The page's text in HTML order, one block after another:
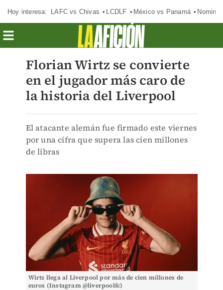
Hoy interesa: LAFC vs Chivas LCDLF México vs Panamá
Florian Wirtz se convierte
en el jugador más caro de
la historia del Liverpool
El atacante alemán fue firmado este viernes
por una cifra que supera las cien millones
de libras
Wirtz llega al Liverpool por más de cien millones de
euros (Instagram @liverpoolfc)